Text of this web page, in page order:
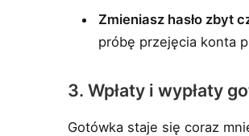
Zmieniasz hasło zbyt
próbę przejęcia konta
3. Wpłaty i wypłaty
Gotówka staje się coraz